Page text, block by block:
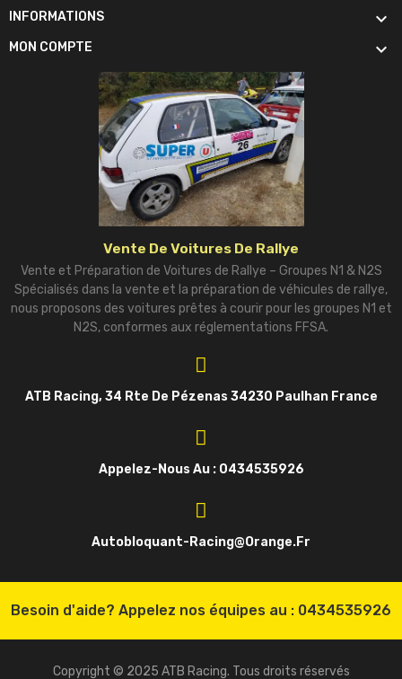
INFORMATIONS 
MON COMPTE 
Vente De Voitures De Rallye
Vente et Préparation de Voitures de Rallye – Groupes N1 & N2S
Spécialisés dans la vente et la préparation de véhicules de rallye,
nous proposons des voitures prêtes à courir pour les groupes N1 et
N2S, conformes aux réglementations FFSA.
ATB Racing, 34 Rte De Pézenas 34230 Paulhan France
Appelez-Nous Au : 0434535926
Autobloquant-Racing@orange.fr
Besoin d'aide? Appelez nos équipes au : 0434535926
Copyright © 2025 ATB Racing. Tous droits réservés